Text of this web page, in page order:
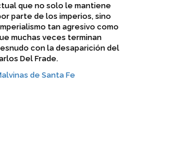
que no solo le mantiene
parte de los imperios, sino
tan agresivo como
muchas veces terminan
con la desaparición del
Del Frade.
de Santa Fe